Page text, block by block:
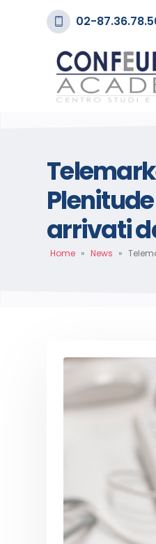
02-
arrivati
Home » News »